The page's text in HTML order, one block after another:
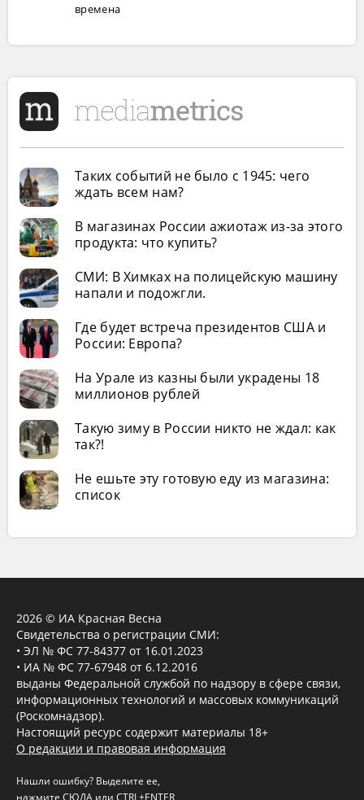
времена
Таких событий не было с 1945: чего
ждать всем нам?
В магазинах России ажиотаж из-за этого
продукта: что купить?
СМИ: В Химках на полицейскую машину
напали и подожгли.
Где будет встреча президентов США и
России: Европа?
На Урале из казны были украдены 18
миллионов рублей
Такую зиму в России никто не ждал: как
так?!
Не ешьте эту готовую еду из магазина:
список
2026 © ИА Красная Весна
Свидетельства о регистрации СМИ:
• ЭЛ № ФС 77-84377 от 16.01.2023
• ИА № ФС 77-67948 от 6.12.2016
выданы Федеральной службой по надзору в сфере связи,
информационных технологий и массовых коммуникаций
(Роскомнадзор).
Настоящий ресурс содержит материалы 18+
О редакции и правовая информация
Нашли ошибку? Выделите ее,
нажмите СЮДА или CTRL+ENTER